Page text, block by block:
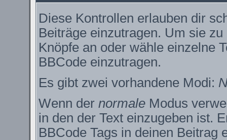
Diese Kontrollen erlauben dir
Beiträge einzutragen. Um sie
Knöpfe an oder wähle einzelne
BBCode einzutragen.
Es gibt zwei vorhandene Modi:
Wenn der normaleModus
in den der Text einzugeben ist.
BBCode Tags in deinen Beitrag